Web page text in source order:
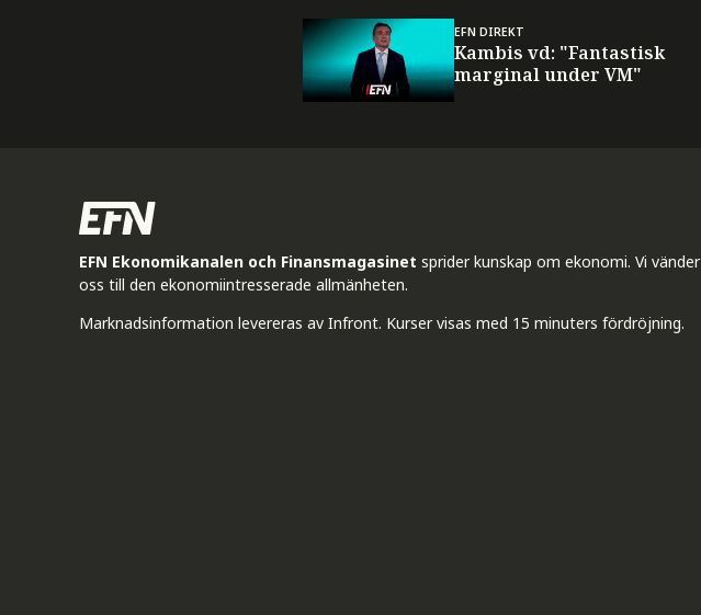
EFN DIREKT
Kambis vd: "Fantastisk
marginal under VM"
EFN Ekonomikanalen och Finansmagasinet sprider kunskap om ekonomi. Vi vänder
oss till den ekonomiintresserade allmänheten.
Marknadsinformation levereras av Infront. Kurser visas med 15 minuters fördröjning.